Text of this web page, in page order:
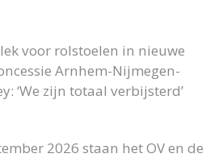
voor rolstoelen in nieuwe
Arnhem-Nijmegen-
‘We zijn totaal verbijsterd’
2026 staan het OV en de